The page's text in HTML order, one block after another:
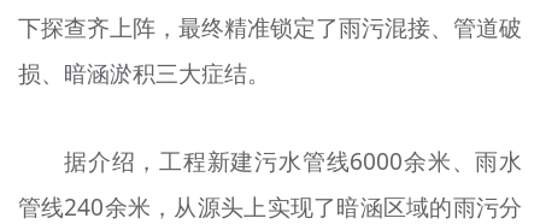
下探查齐上阵，最终精准锁定了雨污混接、管道破
损、暗涵淤积三大症结。
据介绍，工程新建污水管线6000余米、雨水
管线240余米，从源头上实现了暗涵区域的雨污分